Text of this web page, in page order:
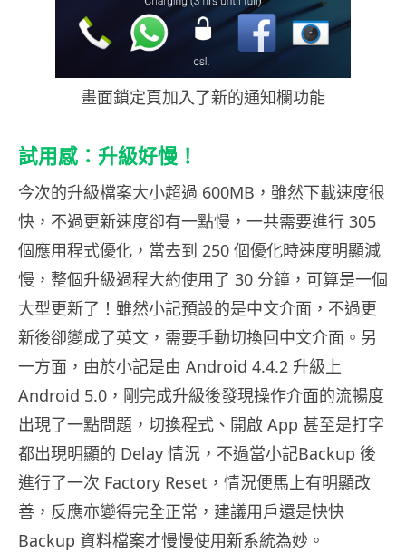
畫面鎖定頁加入了新的通知欄功能
試用感：升級好慢！
今次的升級檔案大小超過 600MB，雖然下載速度很
快，不過更新速度卻有一點慢，一共需要進行 305
個應用程式優化，當去到 250 個優化時速度明顯減
慢，整個升級過程大約使用了 30 分鐘，可算是一個
大型更新了！雖然小記預設的是中文介面，不過更
新後卻變成了英文，需要手動切換回中文介面。另
一方面，由於小記是由 Android 4.4.2 升級上
Android 5.0，剛完成升級後發現操作介面的流暢度
出現了一點問題，切換程式、開啟 App 甚至是打字
都出現明顯的 Delay 情況，不過當小記Backup 後
進行了一次 Factory Reset，情況便馬上有明顯改
善，反應亦變得完全正常，建議用戶還是快快
Backup 資料檔案才慢慢使用新系統為妙。